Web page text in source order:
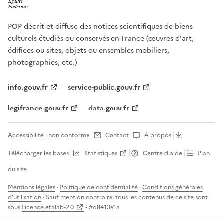
POP décrit et diffuse des notices scientifiques de biens
culturels étudiés ou conservés en France (œuvres d'art,
édifices ou sites, objets ou ensembles mobiliers,
photographies, etc.)
info.gouv.fr
service-public.gouv.fr
legifrance.gouv.fr
data.gouv.fr
Accessibilité : non conforme Contact
À propos
Télécharger les bases
Statistiques Centre d’aide
Plan
du site
Mentions légales · Politique de confidentialité ·Conditions générales
d'utilisation · Sauf mention contraire, tous les contenus de ce site sont
sous Licence etalab-2.0 • #d8413e1a